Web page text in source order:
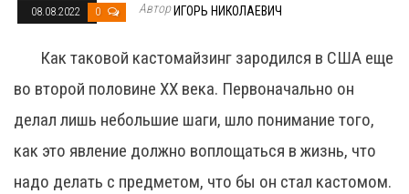
08.08.2022 0 Автор ИГОРЬ НИКОЛАЕВИЧ
Как таковой кастомайзинг зародился в США еще
во второй половине ХХ века. Первоначально он
делал лишь небольшие шаги, шло понимание того,
как это явление должно воплощаться в жизнь, что
надо делать с предметом, что бы он стал кастомом.